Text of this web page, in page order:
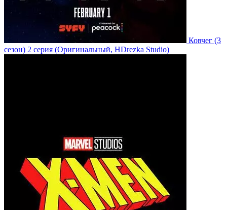
Ковчег (3
сезон) 2 серия (Оригинальный, HDrezka Studio)